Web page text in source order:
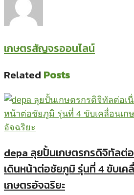
เกษตรสัญจรออนไลน์
Related Posts
depa ลุยปั้นเกษตรกรดิจิทัลต่อ
เดินหน้าต่อชัยภูมิ รุ่นที่ 4 ขับเค
เกษตรอัจฉริยะ